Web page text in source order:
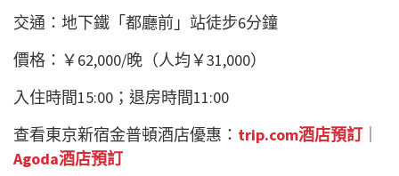
交通：地下鐵「都廳前」站徒步6分鐘
價格：￥62,000/晚（人均￥31,000）
入住時間15:00；退房時間11:00
查看東京新宿金普頓酒店優惠： trip.com酒店預訂
Agoda酒店預訂